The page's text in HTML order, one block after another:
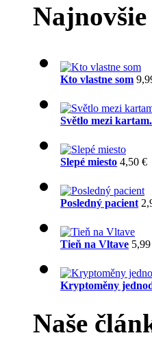
Najnovšie
Kto vlastne som
Světlo mezi
Slepé miesto 4,50 €
Posledný pacient
Tieň na Vltave
Kryptoměny
Naše